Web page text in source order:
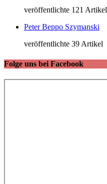
veröffentlichte 121 Artikel
Peter Beppo Szymanski
veröffentlichte 39 Artikel
Folge uns bei Facebook